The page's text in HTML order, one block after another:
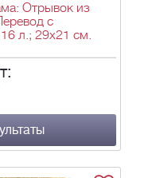
Отрывок из
с
л.; 29х21 см.